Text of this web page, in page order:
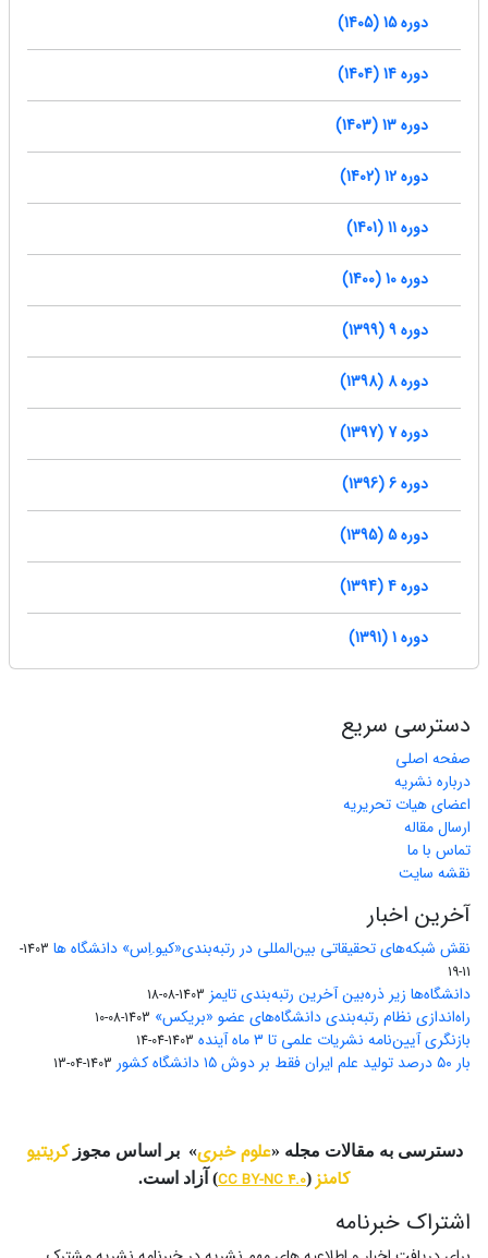
دوره 15 (1405)
دوره 14 (1404)
دوره 13 (1403)
دوره 12 (1402)
دوره 11 (1401)
دوره 10 (1400)
دوره 9 (1399)
دوره 8 (1398)
دوره 7 (1397)
دوره 6 (1396)
دوره 5 (1395)
دوره 4 (1394)
دوره 1 (1391)
دسترسی سریع
صفحه اصلی
درباره نشریه
اعضای هیات تحریریه
ارسال مقاله
تماس با ما
نقشه سایت
آخرین اخبار
نقش شبکه‌های تحقیقاتی بین‌المللی در رتبه‌بندی«کیو.اِس» دانشگاه ها
1403-
11-19
دانشگاه‌ها زیر ذره‌بین آخرین رتبه‌بندی تایمز 1403-08-18
راه‌اندازی نظام رتبه‌بندی دانشگاه‌‌های عضو «بریکس» 1403-08-10
بازنگری آیین‌نامه نشریات علمی تا ۳ ماه آینده 1403-04-14
بار ۵۰ درصد تولید علم ایران فقط بر دوش ۱۵ دانشگاه کشور 1403-04-13
دسترسی به مقالات مجله «علوم خبری» بر اساس مجوزکریتیو
کامنز (
CC BY-NC 4.0) آزاد است.
اشتراک خبرنامه